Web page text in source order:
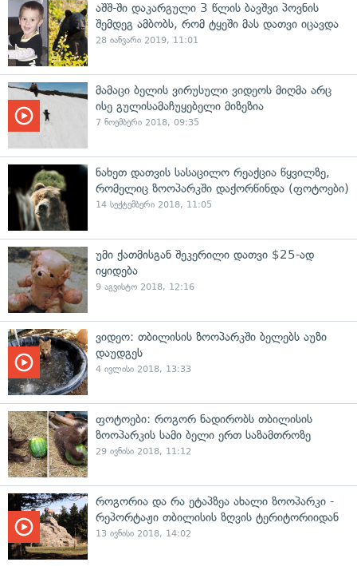
აშშ-ში დაკარგული 3 წლის ბავშვი პოვნის
შემდეგ ამბობს, რომ ტყეში მას დათვი იცავდა
28 იანვარი 2019, 11:01
მამაცი ბელის ვირუსული ვიდეოს მიღმა არც
ისე გულისამაჩუყებელი მიზეზია
7 ნოემბერი 2018, 09:35
ნახეთ დათვის სასაცილო რეაქცია წყვილზე,
რომელიც ზოოპარკში დაქორწინდა (ფოტოები)
14 სექტემბერი 2018, 11:05
უმი ქათმისგან შეკერილი დათვი $25-ად
იყიდება
9 აგვისტო 2018, 12:16
ვიდეო: თბილისის ზოოპარკში ბელებს აუზი
დაუდგეს
4 ივლისი 2018, 13:33
ფოტოები: როგორ ნადირობს თბილისის
ზოოპარკის სამი ბელი ერთ საზამთროზე
29 ივნისი 2018, 11:12
როგორია და რა ეტაპზეა ახალი ზოოპარკი -
რეპორტაჟი თბილისის ზღვის ტერიტორიიდან
13 ივნისი 2018, 14:02